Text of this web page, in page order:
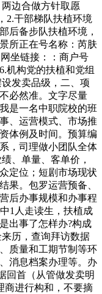
边合做方针取愿
2.干部梯队扶植环境
后备步队扶植环境，
所正在号名称：芮肤
网坐链接：：商户号
机构党的扶植和党组
发卖品级，二、项
必然准。文字尽量
是一名中职院校的班
、运营模式、市场推
体例及时间。预算编
，司理做小团队全体
、单量、客单价，
定位；短剧市场现状
果。包罗运营预备、
后办事规模和办事程
1人走读生，扶植成
出事了怎样办?构成
历，查询拜访数据
质量和工期节制等环
消息档案办理等。办
回首（从管做发卖明
商进行构和，不要摘